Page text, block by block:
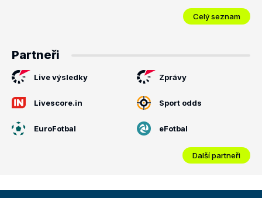
Celý seznam
Partneři
Live výsledky Zprávy
Livescore.in Sport odds
EuroFotbal eFotbal
Další partneři